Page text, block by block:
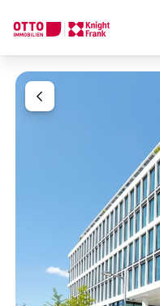
We find your
Dream Property
Tell us what you're
How would you like
Online
Configure and
Contact
Call or schedule a